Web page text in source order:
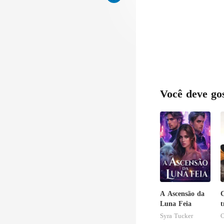
Você deve
A Ascensão da
Luna Feia
Syra Tucker